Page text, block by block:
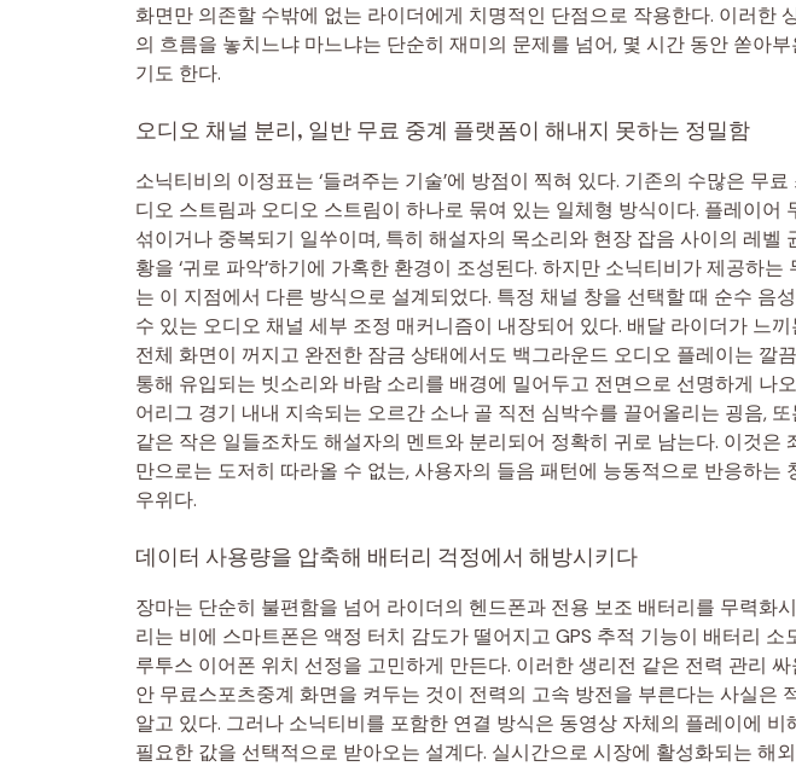
화면만 의존할 수밖에 없는 라이더에게 치명적인 단점으로 작용한다. 이러한
의 흐름을 놓치느냐 마느냐는 단순히 재미의 문제를 넘어, 몇 시간 동안 쏟아
기도 한다.
오디오 채널 분리, 일반 무료 중계 플랫폼이 해내지 못하는 정밀함
소닉티비의 이정표는 ‘들려주는 기술’에 방점이 찍혀 있다. 기존의 수많은 무
디오 스트림과 오디오 스트림이 하나로 묶여 있는 일체형 방식이다. 플레이어
섞이거나 중복되기 일쑤이며, 특히 해설자의 목소리와 현장 잡음 사이의 레벨
황을 ‘귀로 파악’하기에 가혹한 환경이 조성된다. 하지만 소닉티비가 제공하
는 이 지점에서 다른 방식으로 설계되었다. 특정 채널 창을 선택할 때 순수 음
수 있는 오디오 채널 세부 조정 매커니즘이 내장되어 있다. 배달 라이더가 느
전체 화면이 꺼지고 완전한 잠금 상태에서도 백그라운드 오디오 플레이는 깔
통해 유입되는 빗소리와 바람 소리를 배경에 밀어두고 전면으로 선명하게 나
어리그 경기 내내 지속되는 오르간 소나 골 직전 심박수를 끌어올리는 굉음,
같은 작은 일들조차도 해설자의 멘트와 분리되어 정확히 귀로 남는다. 이것은
만으로는 도저히 따라올 수 없는, 사용자의 들음 패턴에 능동적으로 반응하는
우위다.
데이터 사용량을 압축해 배터리 걱정에서 해방시키다
장마는 단순히 불편함을 넘어 라이더의 헨드폰과 전용 보조 배터리를 무력화
리는 비에 스마트폰은 액정 터치 감도가 떨어지고 GPS 추적 기능이 배터리 소
루투스 이어폰 위치 선정을 고민하게 만든다. 이러한 생리전 같은 전력 관리
안 무료스포츠중계 화면을 켜두는 것이 전력의 고속 방전을 부른다는 사실은
알고 있다. 그러나 소닉티비를 포함한 연결 방식은 동영상 자체의 플레이에
필요한 값을 선택적으로 받아오는 설계다. 실시간으로 시장에 활성화되는 해